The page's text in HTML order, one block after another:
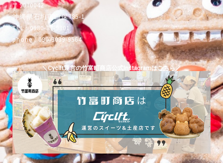
〒9070042
沖縄県石垣市白保785-1
TEL : 0980-87-9801
phone : 090-3039-9564
＼Cyclft運営の竹富町商店公式Instagramはこちら／